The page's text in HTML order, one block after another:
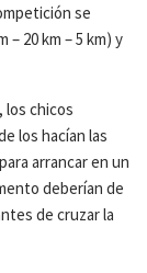
se
20 km – 5 km) y
los chicos
los hacían las
arrancar en un
deberían de
de cruzar la